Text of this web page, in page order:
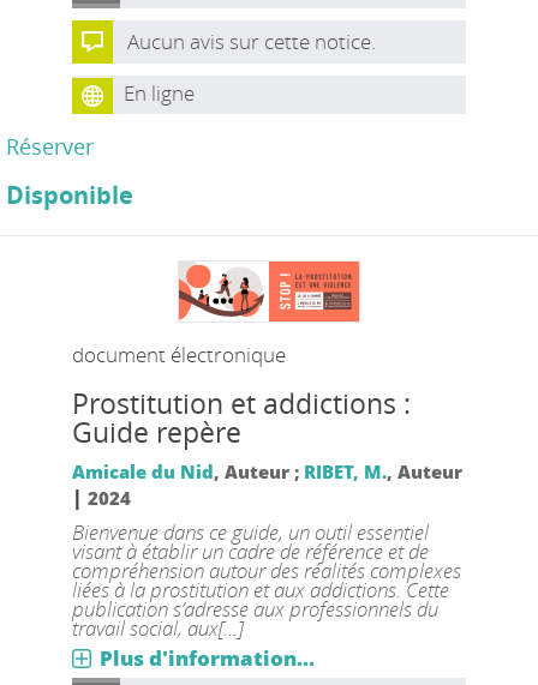
Aucun avis sur cette notice.
En ligne
Réserver
Disponible
document électronique
Prostitution et addictions :
Guide repère
Amicale du Nid, Auteur ; RIBET, M., Auteur
| 2024
Bienvenue dans ce guide, un outil essentiel
visant à établir un cadre de référence et de
compréhension autour des réalités complexes
liées à la prostitution et aux addictions. Cette
publication s’adresse aux professionnels du
travail social, aux[...]
Plus d'information...